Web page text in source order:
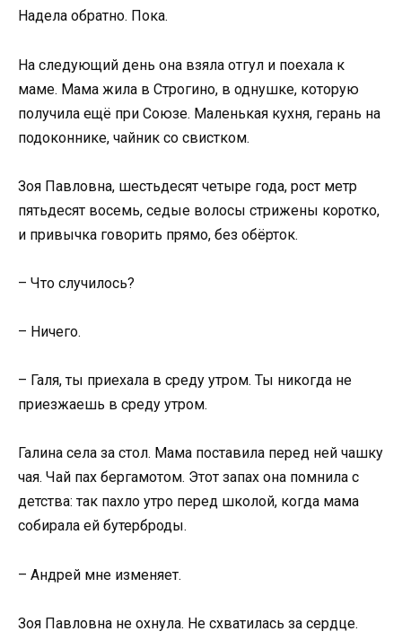
Надела обратно. Пока.
На следующий день она взяла отгул и поехала к
маме. Мама жила в Строгино, в однушке, которую
получила ещё при Союзе. Маленькая кухня, герань на
подоконнике, чайник со свистком.
Зоя Павловна, шестьдесят четыре года, рост метр
пятьдесят восемь, седые волосы стрижены коротко,
и привычка говорить прямо, без обёрток.
– Что случилось?
– Ничего.
– Галя, ты приехала в среду утром. Ты никогда не
приезжаешь в среду утром.
Галина села за стол. Мама поставила перед ней чашку
чая. Чай пах бергамотом. Этот запах она помнила с
детства: так пахло утро перед школой, когда мама
собирала ей бутерброды.
– Андрей мне изменяет.
Зоя Павловна не охнула. Не схватилась за сердце.